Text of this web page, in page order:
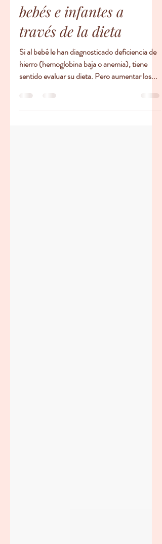
Como mejorar el
estado de hierro en los
bebés e infantes a
través de la dieta
hierro (hemoglobina baja o anemia), tiene
sentido evaluar su dieta. Pero aumentar los...